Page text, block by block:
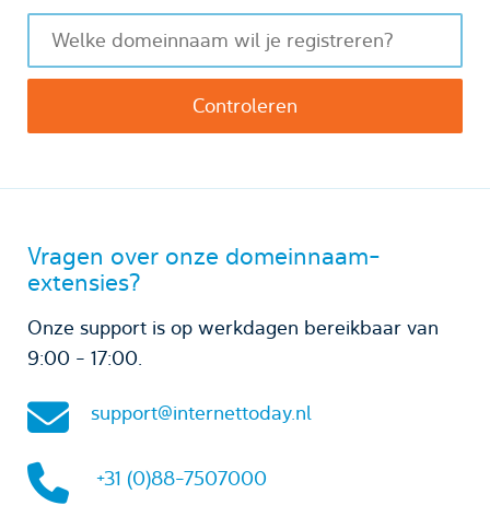
Vragen over onze domeinnaam-
extensies?
Onze support is op werkdagen bereikbaar van
9:00 - 17:00.
support@internettoday.nl
+31 (0)88-7507000